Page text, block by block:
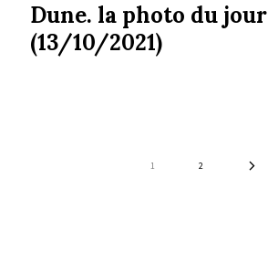
Dune. la photo du jour
(13/10/2021)
1 2